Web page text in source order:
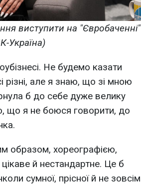
виступити на "Євробаченні"
Україна)
Не будемо казати
різні, але я знаю, що зі мною
б до себе дуже велику
що я не боюся говорити, до
образом, хореографією,
й нестандартне. Це б
сумної, прісної й не зовсім